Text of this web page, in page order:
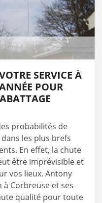
SERVICE À
POUR
probabilités de
les plus brefs
En effet, la chute
être imprévisible et
vos lieux. Antony
Corbreuse et ses
qualité pour toute